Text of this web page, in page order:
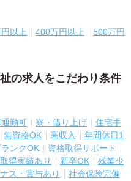
以上 400万円以上
500万円
の求人をこだわり条件
勤可 寮・借り上げ
住宅手
無資格OK 高収入
年間休日1
ランクOK
資格取得サポート
得実績あり 新卒OK
残業少
ス・賞与あり
社会保険完備